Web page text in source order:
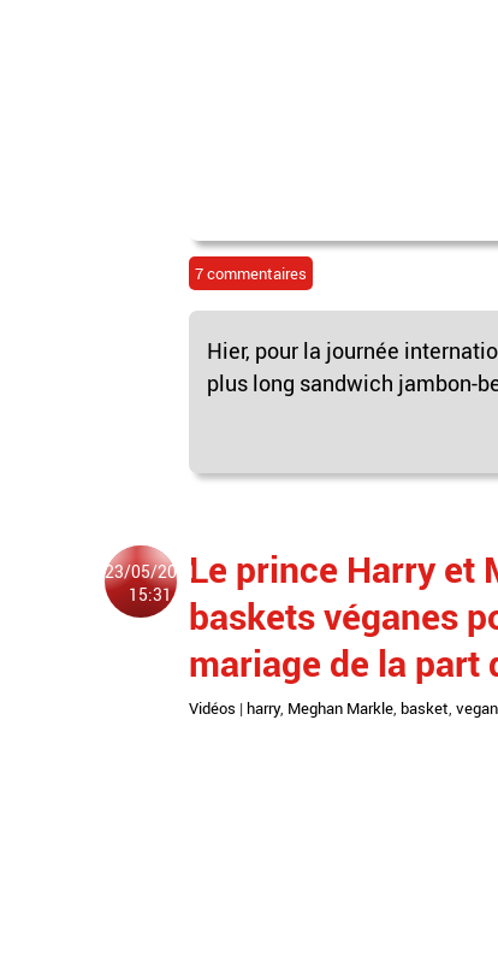
7 commentaires
Hier, pour la journée
plus long sandwich jambon-
23/05/2021
15:31
Le prince Harry et
baskets véganes
mariage de la part
Vidéos | harry, Meghan Markle basket vegan